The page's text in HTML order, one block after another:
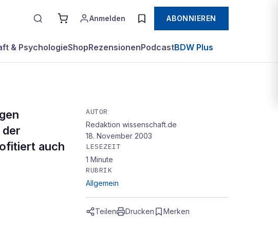
Anmelden ABONNIEREN
& PsychologieShopRezensionenPodcastBDW Plus
der
auch
AUTOR
Redaktion wissenschaft.de
18. November 2003
LESEZEIT
1 Minute
RUBRIK
Allgemein
Teilen Drucken Merken